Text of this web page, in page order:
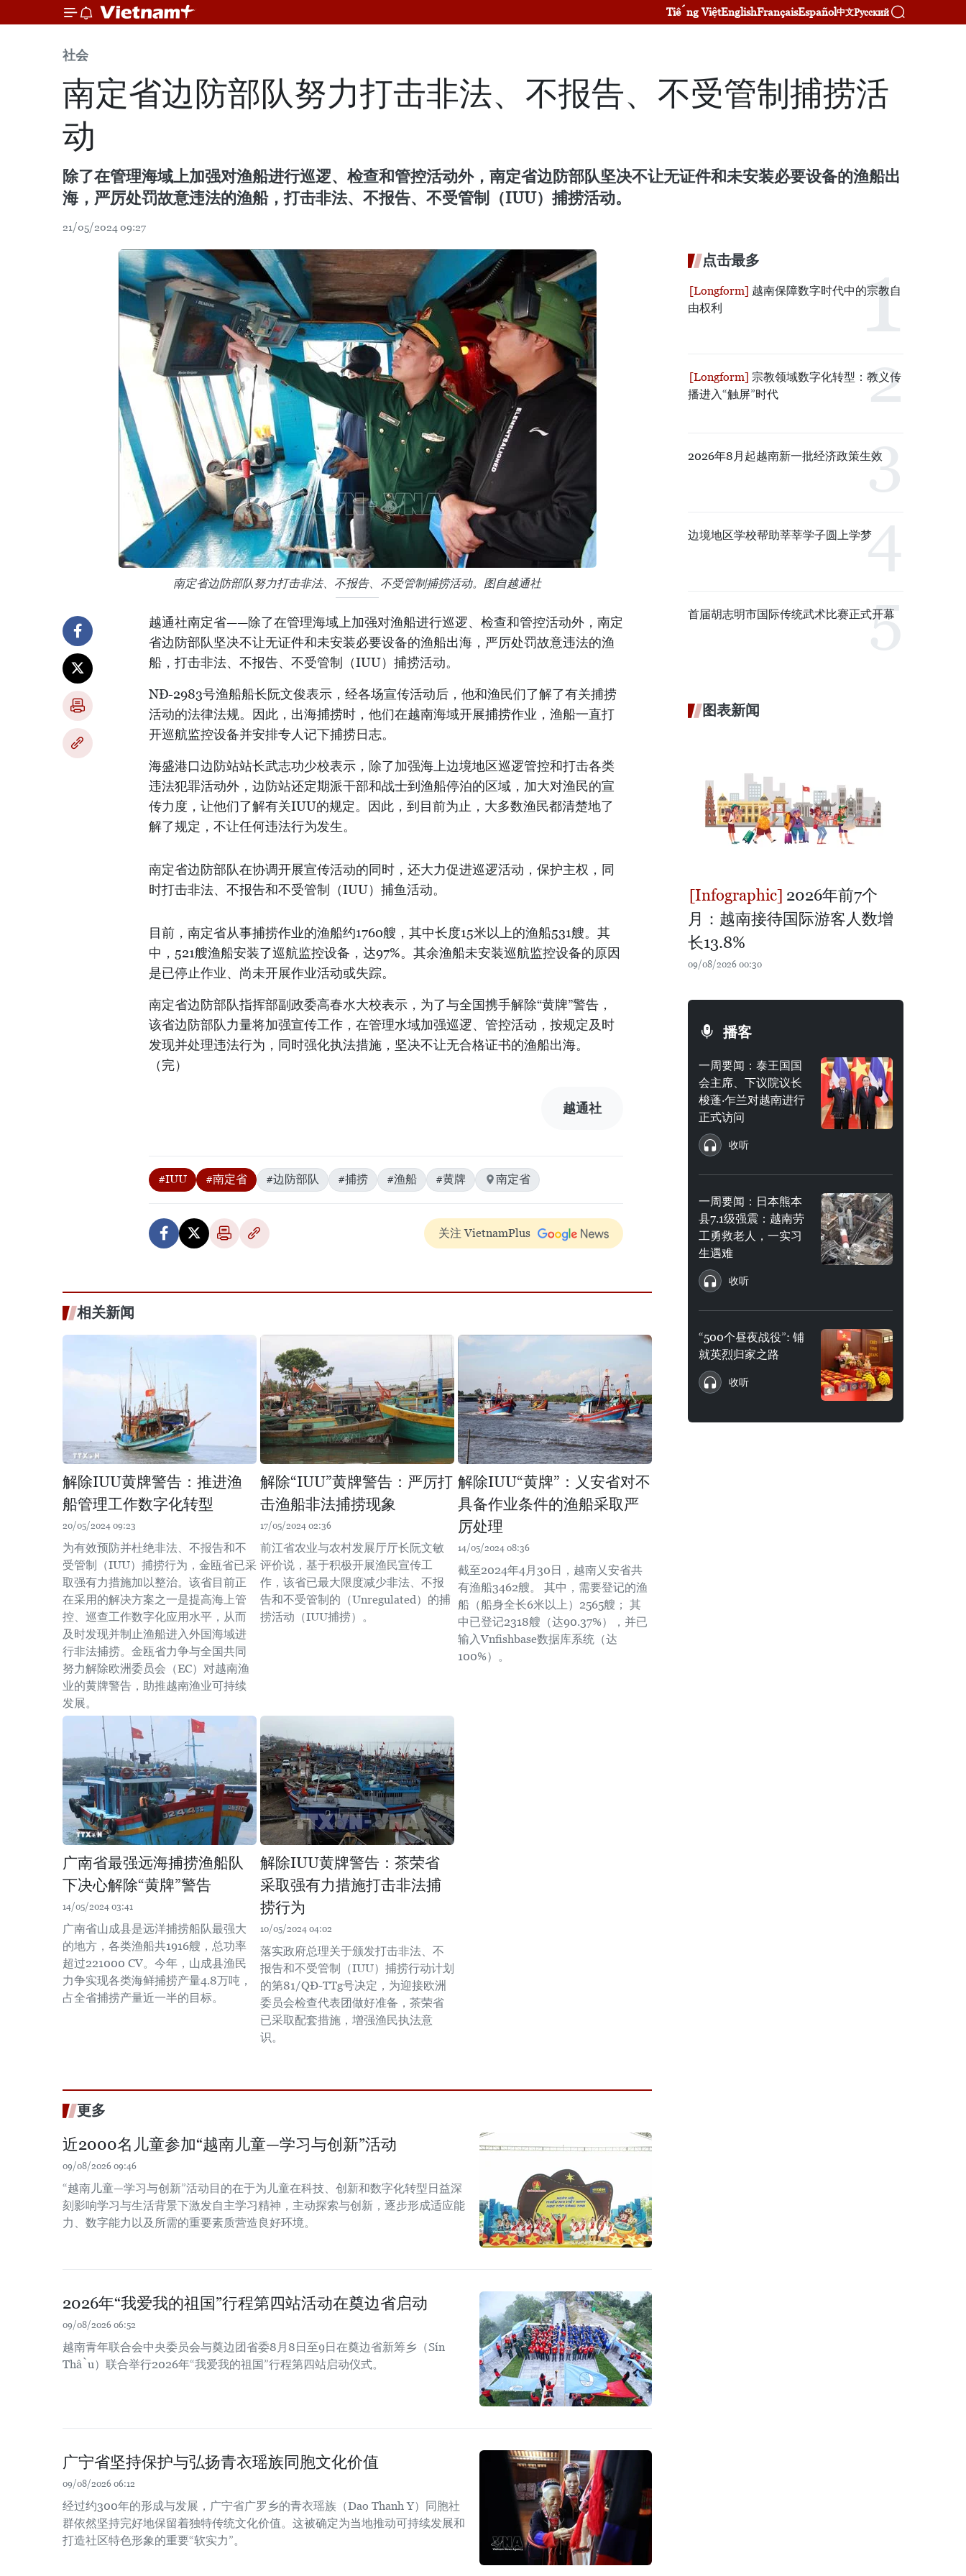
Tiếng ViệtEnglishFrançaisEspañol中文Русский
社会
南定省边防部队努力打击非法、不报告、不受管制捕捞活
动
除了在管理海域上加强对渔船进行巡逻、检查和管控活动外，南定省边防部队坚决不让无证件和未安装必要设备的渔船出
海，严厉处罚故意违法的渔船，打击非法、不报告、不受管制（IUU）捕捞活动。 ​
21/05/2024 09:27
南定省边防部队努力打击非法、不报告、不受管制捕捞活动。图自越通社
越通社南定省——除了在管理海域上加强对渔船进行巡逻、检查和管控活动外，南定
省边防部队坚决不让无证件和未安装必要设备的渔船出海，严厉处罚故意违法的渔
船，打击非法、不报告、不受管制（IUU）捕捞活动。
NĐ-2983号渔船船长阮文俊表示，经各场宣传活动后，他和渔民们了解了有关捕捞
活动的法律法规。因此，出海捕捞时，他们在越南海域开展捕捞作业，渔船一直打
开巡航监控设备并安排专人记下捕捞日志。
海盛港口边防站站长武志功少校表示，除了加强海上边境地区巡逻管控和打击各类
违法犯罪活动外，边防站还定期派干部和战士到渔船停泊的区域，加大对渔民的宣
传力度，让他们了解有关IUU的规定。因此，到目前为止，大多数渔民都清楚地了
解了规定，不让任何违法行为发生。
南定省边防部队在协调开展宣传活动的同时，还大力促进巡逻活动，保护主权，同
时打击非法、不报告和不受管制（IUU）捕鱼活动。
目前，南定省从事捕捞作业的渔船约1760艘，其中长度15米以上的渔船531艘。其
中，521艘渔船安装了巡航监控设备，达97%。其余渔船未安装巡航监控设备的原因
是已停止作业、尚未开展作业活动或失踪。
南定省边防部队指挥部副政委高春水大校表示，为了与全国携手解除“黄牌”警告，
该省边防部队力量将加强宣传工作，在管理水域加强巡逻、管控活动，按规定及时
发现并处理违法行为，同时强化执法措施，坚决不让无合格证书的渔船出海。
（完）
越通社
#IUU #南定省 #边防部队 #捕捞 #渔船 #黄牌 南定省
关注 VietnamPlus
相关新闻
解除IUU黄牌警告：推进渔
船管理工作数字化转型
20/05/2024 09:23
为有效预防并杜绝非法、不报告和不
受管制（IUU）捕捞行为，金瓯省已采
取强有力措施加以整治。该省目前正
在采用的解决方案之一是提高海上管
控、巡查工作数字化应用水平，从而
及时发现并制止渔船进入外国海域进
行非法捕捞。金瓯省力争与全国共同
努力解除欧洲委员会（EC）对越南渔
业的黄牌警告，助推越南渔业可持续
发展。
解除“IUU”黄牌警告：严厉打
击渔船非法捕捞现象
17/05/2024 02:36
前江省农业与农村发展厅厅长阮文敏
评价说，基于积极开展渔民宣传工
作，该省已最大限度减少非法、不报
告和不受管制的（Unregulated）的捕
捞活动（IUU捕捞）。
解除IUU“黄牌”：乂安省对不
具备作业条件的渔船采取严
厉处理
14/05/2024 08:36
截至2024年4月30日，越南乂安省共
有渔船3462艘。 其中，需要登记的渔
船（船身全长6米以上）2565艘； 其
中已登记2318艘（达90.37%），并已
输入Vnfishbase数据库系统（达
100%）。
广南省最强远海捕捞渔船队
下决心解除“黄牌”警告
14/05/2024 03:41
广南省山成县是远洋捕捞船队最强大
的地方，各类渔船共1916艘，总功率
超过221000 CV。今年，山成县渔民
力争实现各类海鲜捕捞产量4.8万吨，
占全省捕捞产量近一半的目标。
解除IUU黄牌警告：茶荣省
采取强有力措施打击非法捕
捞行为
10/05/2024 04:02
落实政府总理关于颁发打击非法、不
报告和不受管制（IUU）捕捞行动计划
的第81/QĐ-TTg号决定，为迎接欧洲
委员会检查代表团做好准备，茶荣省
已采取配套措施，增强渔民执法意
识。
更多
近2000名儿童参加“越南儿童—学习与创新”活动
09/08/2026 09:46
“越南儿童—学习与创新”活动目的在于为儿童在科技、创新和数字化转型日益深
刻影响学习与生活背景下激发自主学习精神，主动探索与创新，逐步形成适应能
力、数字能力以及所需的重要素质营造良好环境。
2026年“我爱我的祖国”行程第四站活动在奠边省启动
09/08/2026 06:52
越南青年联合会中央委员会与奠边团省委8月8日至9日在奠边省新筹乡（Sín
Thầu）联合举行2026年“我爱我的祖国”行程第四站启动仪式。
广宁省坚持保护与弘扬青衣瑶族同胞文化价值
09/08/2026 06:12
经过约300年的形成与发展，广宁省广罗乡的青衣瑶族（Dao Thanh Y）同胞社
群依然坚持完好地保留着独特传统文化价值。这被确定为当地推动可持续发展和
打造社区特色形象的重要“软实力”。
点击最多
越南保障数字时代中的宗教自
由权利
宗教领域数字化转型：教义传
播进入“触屏”时代
2026年8月起越南新一批经济政策生效
边境地区学校帮助莘莘学子圆上学梦
首届胡志明市国际传统武术比赛正式开幕
图表新闻
2026年前7个
月：越南接待国际游客人数增
长13.8%
09/08/2026 00:30
播客
一周要闻：泰王国国
会主席、下议院议长
梭蓬·乍兰对越南进行
正式访问
收听
一周要闻：日本熊本
县7.1级强震：越南劳
工勇救老人，一实习
生遇难
收听
“500个昼夜战役”: 铺
就英烈归家之路
收听